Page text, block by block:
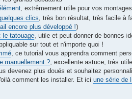
, extrêmement utile pour vos montages
clics, très bon résultat, très facile à
encore plus développé !)
le tatouage, utile et peut donner de bonnes
sur tout et n'importe quoi !
, ce tutorial vous apprendra comment
manuellement ?, excellente astuce, très
devenez plus doués et souhaitez
comment les installer. Et ici une série de